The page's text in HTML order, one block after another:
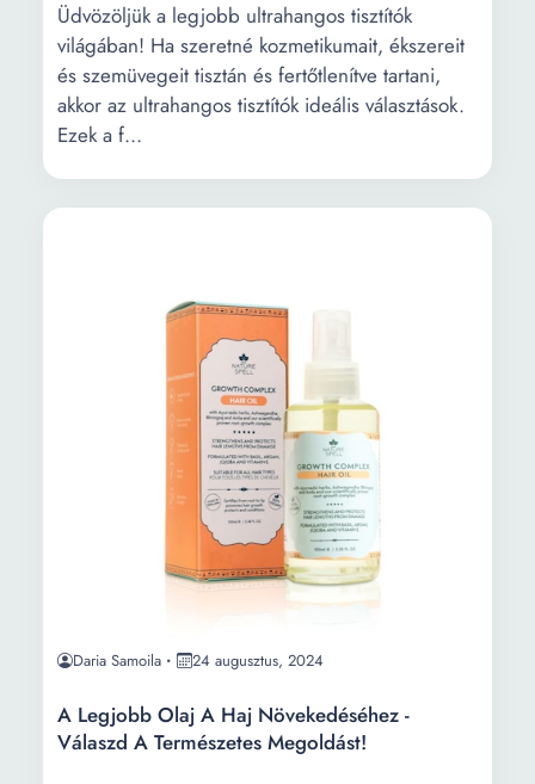
Üdvözöljük a legjobb ultrahangos tisztítók
világában! Ha szeretné kozmetikumait, ékszereit
és szemüvegeit tisztán és fertőtlenítve tartani,
akkor az ultrahangos tisztítók ideális választások.
Ezek a f...
Daria Samoila 24 augusztus, 2024
A Legjobb Olaj A Haj Növekedéséhez -
Válaszd A Természetes Megoldást!